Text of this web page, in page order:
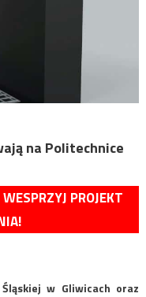
na Politechnice
PROJEKT
w Gliwicach oraz